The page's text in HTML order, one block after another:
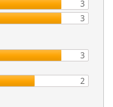
3
3
3
2